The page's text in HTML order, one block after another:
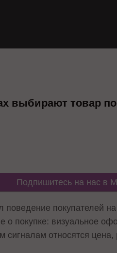
выбирают товар
Подпишитесь на нас в
покупателей
покупке: визуальное
сигналам относятся цена,